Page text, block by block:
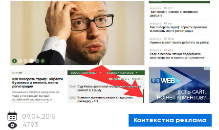
09.04.2015
4793
Контекстна реклама